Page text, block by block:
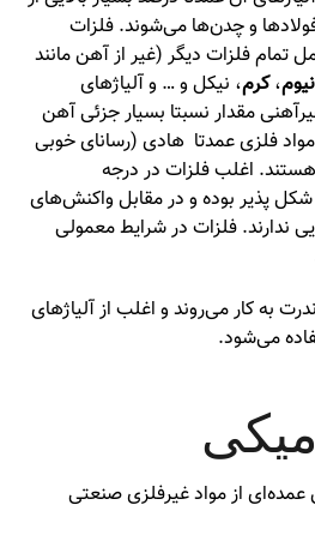
و چدن‌ها می‌شوند. فلزات
تمام فلزات دیگر (غیر از آهن مانند
،کرم، نیکل و … و آلیاژهای
مقدار نسبتا بسیار جزئی آهن
فلزی عمدتا هادی (رسانای خوبی
اغلب فلزات در درجه
پذیر بوده و در مقابل واکنش‌های
ندارند. فلزات در شرایط معمولی
به کار می‌روند و اغلب از آلیاژهای
می‌شود.
از مواد غیرفلزی صنعتی